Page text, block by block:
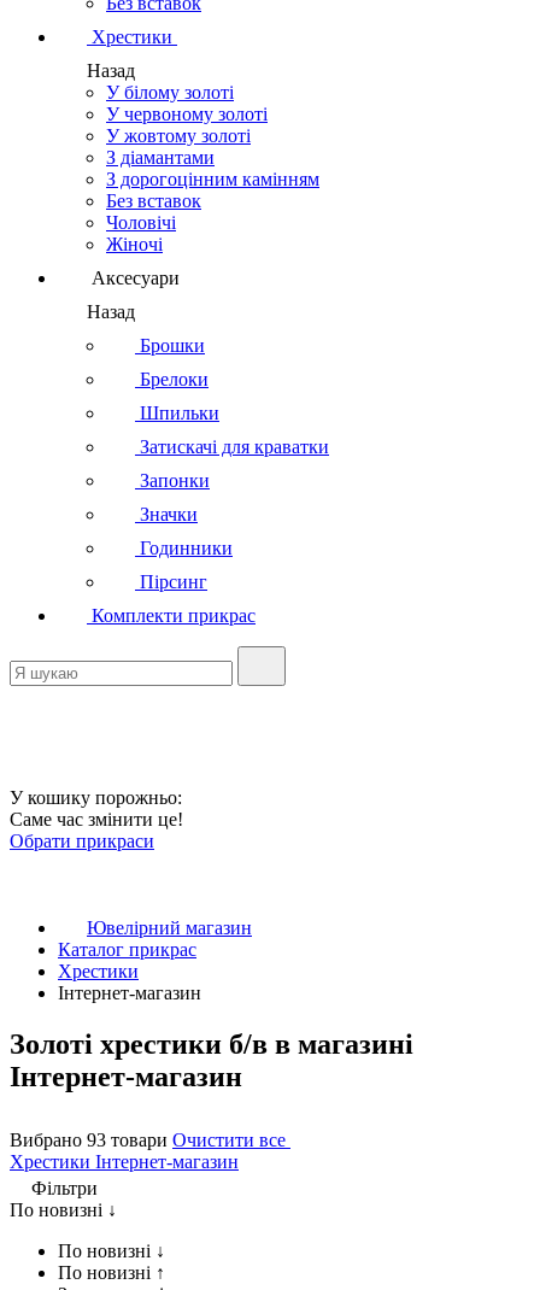
Хрестики
Назад
У білому золоті
У червоному золоті
У жовтому золоті
З діамантами
З дорогоцінним камінням
Без вставок
Чоловічі
Жіночі
Аксесуари
Назад
Брошки
Брелоки
Шпильки
Затискачі для краватки
Запонки
Значки
Годинники
Пірсинг
Комплекти прикрас
У кошику порожньо:
Саме час змінити це!
Обрати прикраси
Ювелірний магазин
Каталог прикрас
Хрестики
Інтернет-магазин
Золоті хрестики б/в в магазині
Інтернет-магазин
Вибрано 93 товари Очистити все
Хрестики Інтернет-магазин
Фільтри
По новизні ↓
По новизні ↓
По новизні ↑